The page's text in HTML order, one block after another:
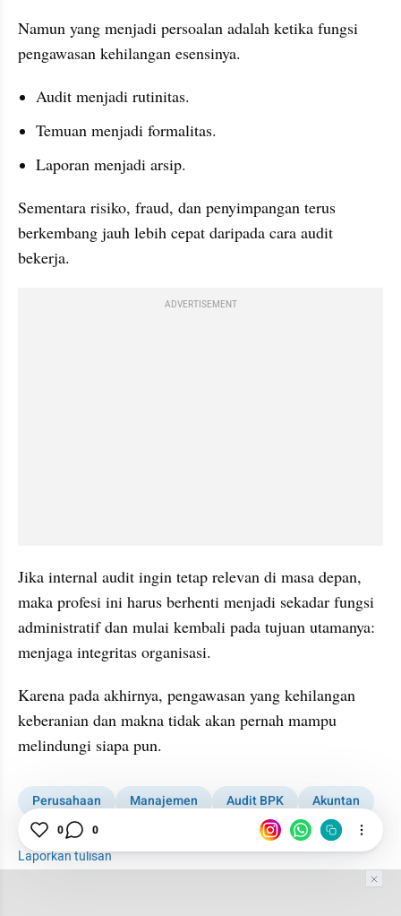
Namun yang menjadi persoalan adalah ketika fungsi
pengawasan kehilangan esensinya.
Audit menjadi rutinitas.
Temuan menjadi formalitas.
Laporan menjadi arsip.
Sementara risiko, fraud, dan penyimpangan terus
berkembang jauh lebih cepat daripada cara audit
bekerja.
ADVERTISEMENT
Jika internal audit ingin tetap relevan di masa depan,
maka profesi ini harus berhenti menjadi sekadar fungsi
administratif dan mulai kembali pada tujuan utamanya:
menjaga integritas organisasi.
Karena pada akhirnya, pengawasan yang kehilangan
keberanian dan makna tidak akan pernah mampu
melindungi siapa pun.
Perusahaan Manajemen Audit BPK
Akuntan
Independen
Laporkan tulisan
0 0